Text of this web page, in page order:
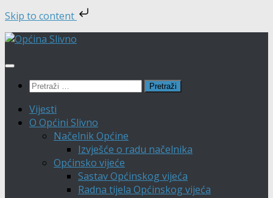
Skip to content
Skip
content
Pretraži:
Vijesti
O Općini Slivno
Načelnik Općine
Izvješće o radu načelnika
Općinsko vijeće
Sastav Općinskog vijeća
Radna tijela Općinskog vijeća